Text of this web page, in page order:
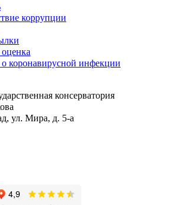
коррупции
коронавирусной инфекции
консерватория
ул. Мира, д. 5-а